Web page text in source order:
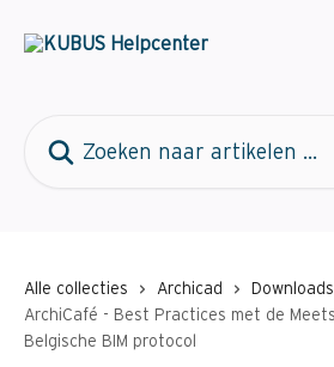
Alle collecties Archicad Downloads
ArchiCafé - Best Practices met de
Belgische BIM protocol